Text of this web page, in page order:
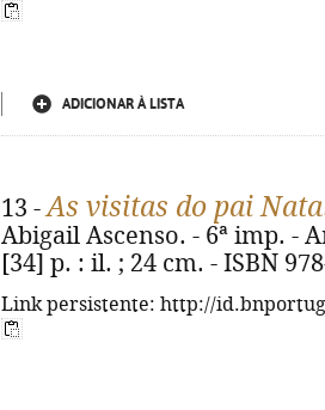
ADICIONAR À LISTA
13 -As visitas do pai
Abigail Ascenso. - 6ª imp. -
[34] p. : il. ; 24 cm. - ISBN
Link persistente: http://